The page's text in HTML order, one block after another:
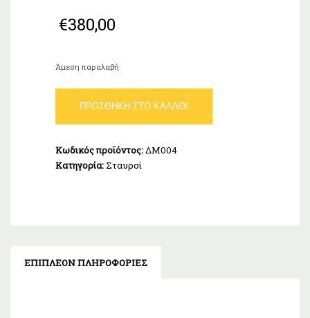
€380,00
Άμεση παραλαβή
Λευκόχρυσος
Κ14
ΠΡΟΣΘΉΚΗ ΣΤΟ ΚΑΛΆΘΙ
Κωδικός προϊόντος:ΔΜ004
Κατηγορία: Σταυροί
ΕΠΙΠΛΈΟΝ ΠΛΗΡΟΦΟΡΊΕΣ